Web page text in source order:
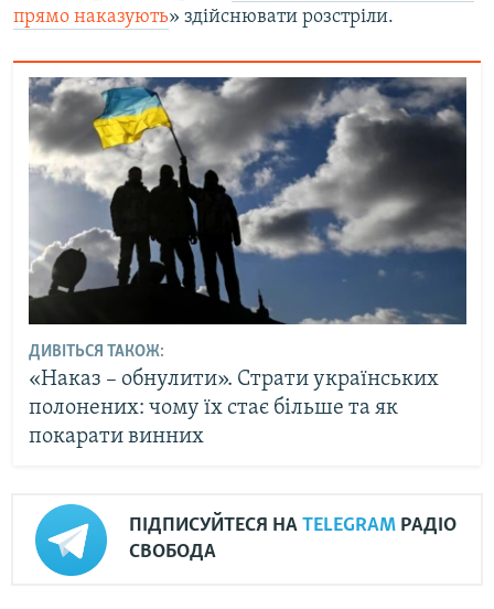
прямо наказують» здійснювати розстріли.
ДИВІТЬСЯ ТАКОЖ:
«Наказ – обнулити». Страти українських
полонених: чому їх стає більше та як
покарати винних
ПІДПИСУЙТЕСЯ НА TELEGRAM РАДІО
СВОБОДА